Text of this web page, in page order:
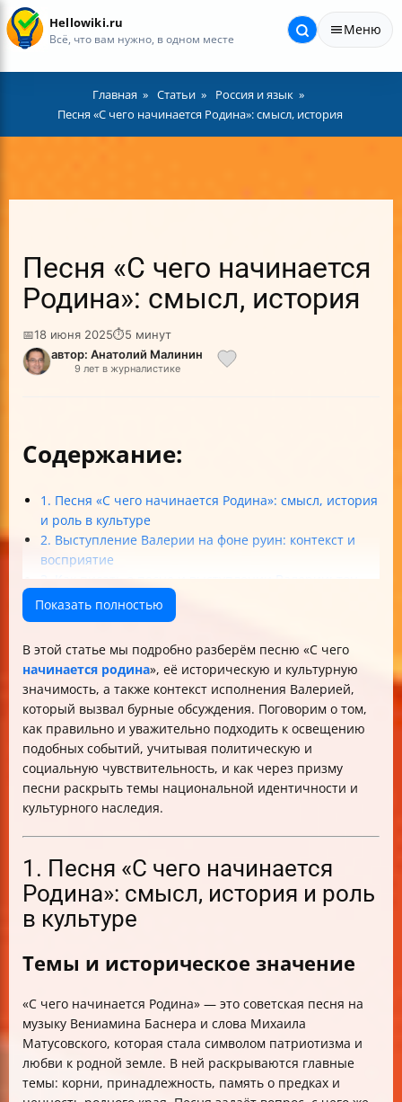
Hellowiki.ru
Всё, что вам нужно, в одном месте
Меню
Главная Статьи
Россия и язык
Песня «С чего начинается Родина»: смысл, история
Песня «С чего начинается
Родина»: смысл, история
📅18 июня 2025⏱5 минут
автор: Анатолий Малинин
9 лет в журналистике
Содержание:
1. Песня «С чего начинается Родина»: смысл, история
и роль в культуре
2. Выступление Валерии на фоне руин: контекст и
восприятие
3. Как писать о песне и выступлении Валерии: тон,
язык и баланс
4. Культурное наследие и национальная
Итог
Таблица: Ключевые аспекты песни и выступления
Валерии
Показать полностью
В этой статье мы подробно разберём песню «С чего
начинается родина», её историческую и культурную
значимость, а также контекст исполнения Валерией,
который вызвал бурные обсуждения. Поговорим о том,
как правильно и уважительно подходить к освещению
подобных событий, учитывая политическую и
социальную чувствительность, и как через призму
песни раскрыть темы национальной идентичности и
культурного наследия.
1. Песня «С чего начинается
Родина»: смысл, история и роль
в культуре
Темы и историческое значение
«С чего начинается Родина» — это советская песня на
музыку Вениамина Баснера и слова Михаила
Матусовского, которая стала символом патриотизма и
любви к родной земле. В ней раскрываются главные
темы: корни, принадлежность, память о предках и